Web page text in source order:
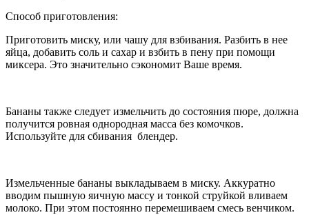
Способ приготовления:
Приготовить миску, или чашу для взбивания. Разбить в нее
яйца, добавить соль и сахар и взбить в пену при помощи
миксера. Это значительно сэкономит Ваше время.
Бананы также следует измельчить до состояния пюре, должна
получится ровная однородная масса без комочков.
Используйте для сбивания блендер.
Измельченные бананы выкладываем в миску. Аккуратно
вводим пышную яичную массу и тонкой струйкой вливаем
молоко. При этом постоянно перемешиваем смесь венчиком.